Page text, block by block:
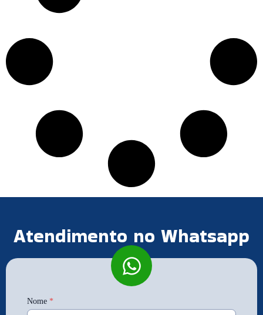
Atendimento no Whatsapp